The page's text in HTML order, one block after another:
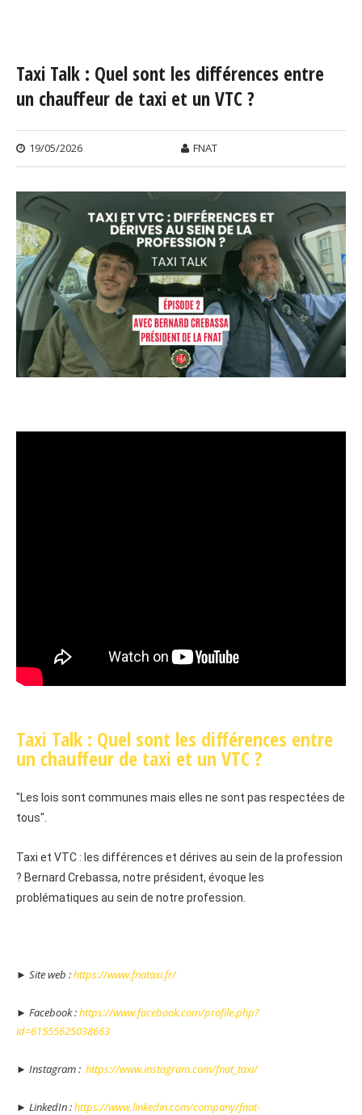
Taxi Talk : Quel sont les différences entre
un chauffeur de taxi et un VTC ?
19/05/2026 FNAT
Taxi Talk : Quel sont les différences entre
un chauffeur de taxi et un VTC ?
"Les lois sont communes mais elles ne sont pas respectées de
tous".
Taxi et VTC : les différences et dérives au sein de la profession
? Bernard Crebassa, notre président, évoque les
problématiques au sein de notre profession.
► Site web :https://www.fnataxi.fr/
► Facebook :https://www.facebook.com/profile.php?
id=61555625038663
► Instagram : https://www.instagram.com/fnat_taxi/
► LinkedIn :https://www.linkedin.com/company/fnat-